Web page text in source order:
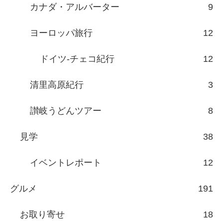
カナダ・アルバーター 9
ヨーロッパ旅行 12
ドイツ-チェコ紀行 12
清里高原紀行 3
讃岐うどんツアー 8
見学 38
イベントレポート 12
グルメ 191
お取り寄せ 18